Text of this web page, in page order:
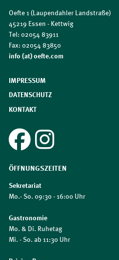
Oefte 1 (Laupendahler Landstraße)
45219 Essen - Kettwig
Tel: 02054 83911
Fax: 02054 83850
​​​​​​​info (at) oefte.com
IMPRESSUM
DATENSCHUTZ
KONTAKT
ÖFFNUNGSZEITEN
Sekretariat
Mo.- So. 09:30 - 16:00 Uhr
Gastronomie
Mo. & Di. Ruhetag
Mi. - So. ab 11:30 Uhr